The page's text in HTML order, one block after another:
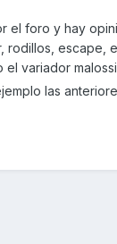
el foro y hay
rodillos, escape,
el variador
las